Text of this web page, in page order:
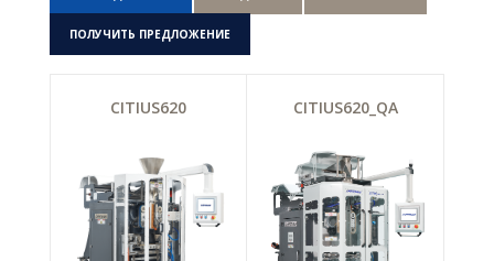
ПОЛУЧИТЬ ПРЕДЛОЖЕНИЕ
CITIUS620 CITIUS620_QA